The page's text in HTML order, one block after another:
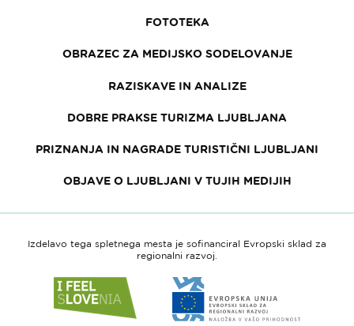
FOTOTEKA
OBRAZEC ZA MEDIJSKO SODELOVANJE
RAZISKAVE IN ANALIZE
DOBRE PRAKSE TURIZMA LJUBLJANA
PRIZNANJA IN NAGRADE TURISTIČNI LJUBLJANI
OBJAVE O LJUBLJANI V TUJIH MEDIJIH
Izdelavo tega spletnega mesta je sofinanciral Evropski sklad za
regionalni razvoj.
do
spletne
do
spletne